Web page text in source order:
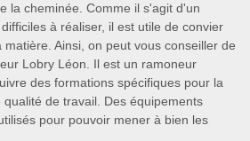
la cheminée. Comme il s'agit d'un
à réaliser, il est utile de convier
Ainsi, on peut vous conseiller de
Lobry Léon. Il est un ramoneur
des formations spécifiques pour la
de travail. Des équipements
pour pouvoir mener à bien les